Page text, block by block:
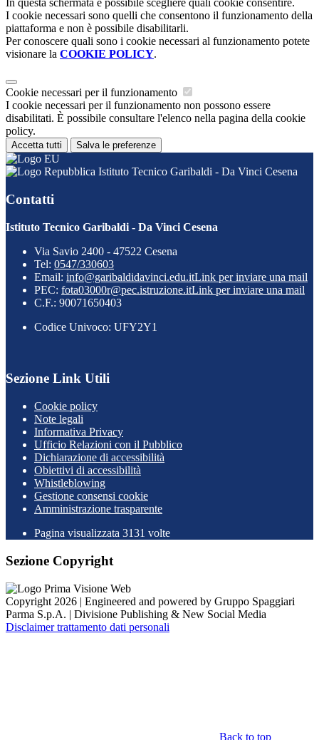
In questa schermata è possibile scegliere quali cookie consentire.
I cookie necessari sono quelli che consentono il funzionamento della
piattaforma e non è possibile disabilitarli.
Per conoscere quali sono i cookie necessari al funzionamento potete
visionare la COOKIE POLICY.
Cookie necessari per il funzionamento
I cookie necessari per il funzionamento non possono essere
disabilitati. È possibile consultare l'elenco nella pagina della cookie
policy.
Accetta tutti Salva le preferenze
Istituto Tecnico Garibaldi - Da Vinci Cesena
Contatti
Istituto Tecnico Garibaldi - Da Vinci Cesena
Via Savio 2400 - 47522 Cesena
Tel: 0547/330603
Email: info@garibaldidavinci.edu.itLink per inviare una mail
PEC: fota03000r@pec.istruzione.itLink per inviare una mail
C.F.: 90071650403
Codice Univoco: UFY2Y1
Sezione Link Utili
Cookie policy
Note legali
Informativa Privacy
Ufficio Relazioni con il Pubblico
Dichiarazione di accessibilità
Obiettivi di accessibilità
Whistleblowing
Gestione consensi cookie
Amministrazione trasparente
Pagina visualizzata 3131 volte
Sezione Copyright
Copyright 2026 | Engineered and powered by Gruppo Spaggiari
Parma S.p.A. | Divisione Publishing & New Social Media
Disclaimer trattamento dati personali
Back to top